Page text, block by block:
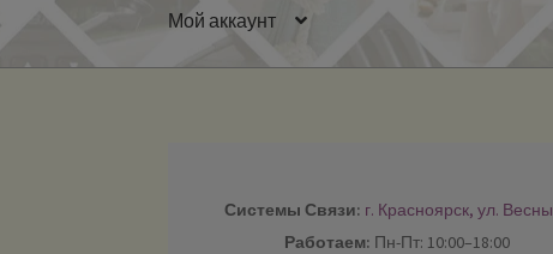
Мой аккаунт
Системы Связи: г. Красноярск, ул.
Работаем: Пн-Пт: 10:00–18:00